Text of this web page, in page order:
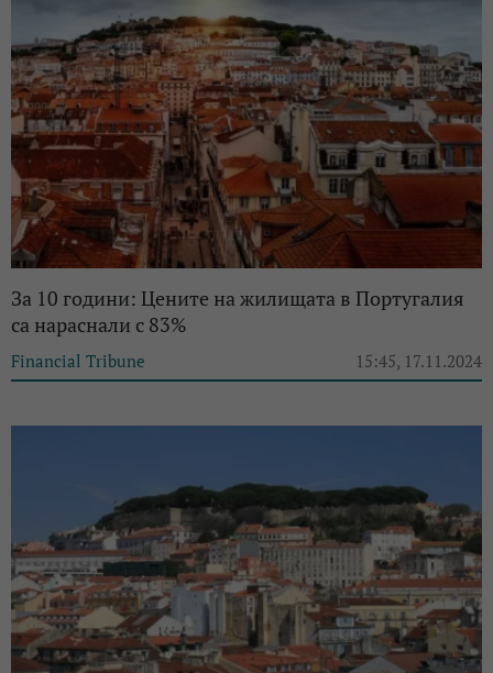
За 10 години: Цените на жилищата в Португалия
са нараснали с 83%
Financial Tribune 15:45, 17.11.2024